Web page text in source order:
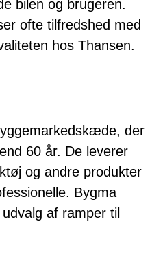
bilen og brugeren.
ofte tilfredshed med
hos Thansen.
der
60 år. De leverer
og andre produkter
Bygma
af ramper til